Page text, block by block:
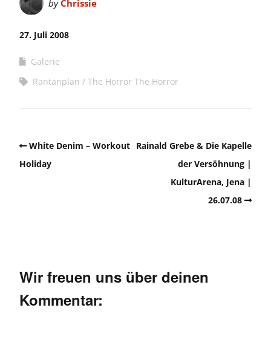
byChrissie
27. Juli 2008
Galerie
Rantanplan
The Horror The Horror
White Denim – Workout
Holiday
Rainald Grebe & Die Kapelle
der Versöhnung |
KulturArena, Jena |
26.07.08
Wir freuen uns über deinen
Kommentar: